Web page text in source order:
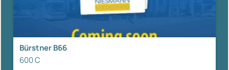
Bürstner B66
600 C